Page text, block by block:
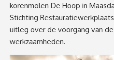
korenmolen De Hoop in
Stichting
uitleg over de voorgang van
werkzaamheden.